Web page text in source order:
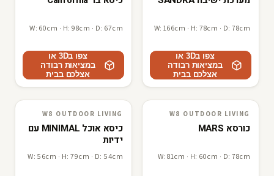
W: 166cm · H: 78cm · D: 78cm
צפו ב3D או
במציאות רבודה
אצלכם בבית
W: 60cm · H: 98cm · D: 67cm
צפו ב3D או
במציאות רבודה
אצלכם בבית
3D · AR
W8 outdoor living
W8 OUTDOOR LIVING
כורסא MARS
W: 81cm · H: 60cm · D: 78cm
3D · AR
W8 outdoor living
W8 OUTDOOR LIVING
כיסא אוכל MINIMAL עם
ידיות
W: 56cm · H: 79cm · D: 54cm